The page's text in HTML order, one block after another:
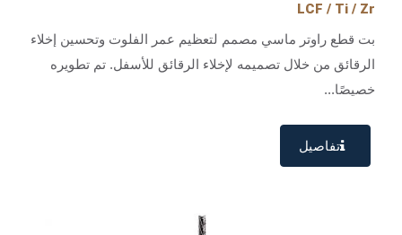
LCF / Ti / Zr
بت قطع راوتر ماسي مصمم لتعظيم عمر الفلوت وتحسين إخلاء
الرقائق من خلال تصميمه لإخلاء الرقائق للأسفل. تم تطويره
خصيصًا...
تفاصيل